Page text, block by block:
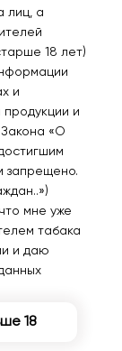
в
лиц, а
18 лет)
и
продукции и
Закона «О
запрещено.
мне уже
табака
и даю
18